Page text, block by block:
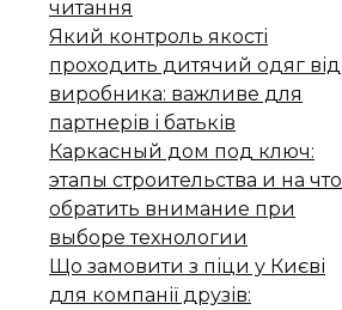
читання
Який контроль якості
проходить дитячий одяг від
виробника: важливе для
партнерів і батьків
Каркасный дом под ключ:
этапы строительства и на что
обратить внимание при
выборе технологии
Що замовити з піци у Києві
для компанії друзів: